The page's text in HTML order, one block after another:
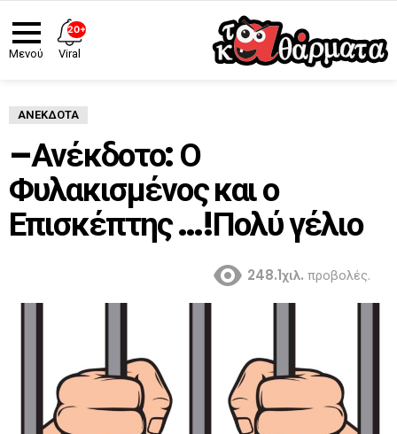
Μενού
ΑΝΈΚΔΟΤΑ
–Ανέκδοτο: Ο
Φυλακισμένος και ο
Επισκέπτης …!Πολύ γέλιο
248.1χιλ. προβολές.
20+
Viral